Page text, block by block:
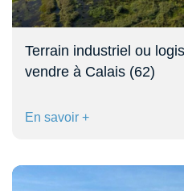
Terrain industriel ou
vendre à Calais (62)
En savoir +